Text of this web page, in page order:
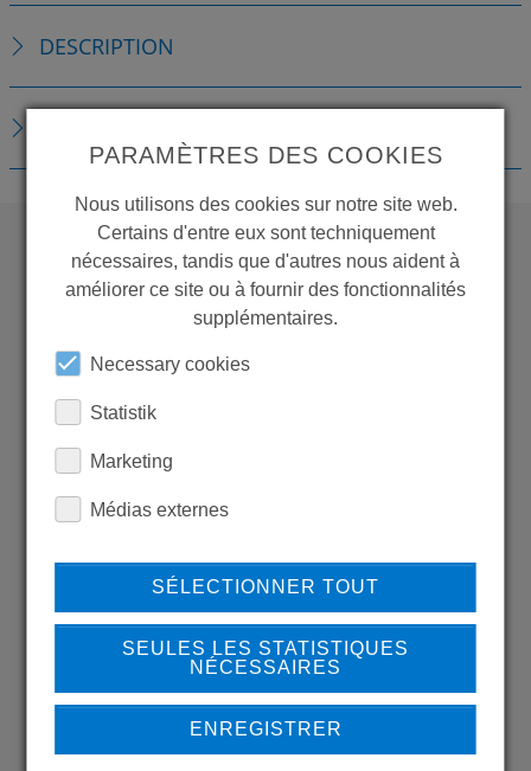
DESCRIPTION
WANT TO SEE
MORE PRODUCTS?
LEARN MORE ABOUT
OUR REFERENCES
PARAMÈTRES DES COOKIES
Nous utilisons des cookies sur notre site web.
Certains d'entre eux sont techniquement
nécessaires, tandis que d'autres nous aident à
améliorer ce site ou à fournir des fonctionnalités
supplémentaires.
Necessary cookies
Statistik
Marketing
Médias externes
SÉLECTIONNER TOUT
SEULES LES STATISTIQUES
NÉCESSAIRES
ENREGISTRER